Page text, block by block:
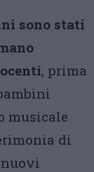
sono stati
, prima
musicale
di
nuovi